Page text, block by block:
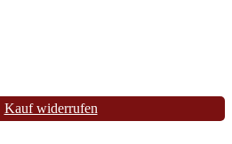
Kauf widerrufen